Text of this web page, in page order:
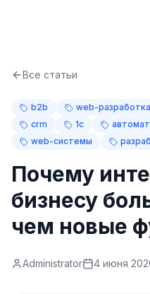
Все статьи
b2b web-разработка
crm
1с
web-системы
Почему
бизнесу
чем новые
Administrator 4 июня